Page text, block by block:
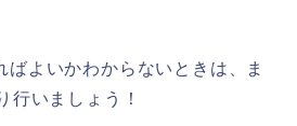
ばよいかわからないときは、ま
行いましょう！